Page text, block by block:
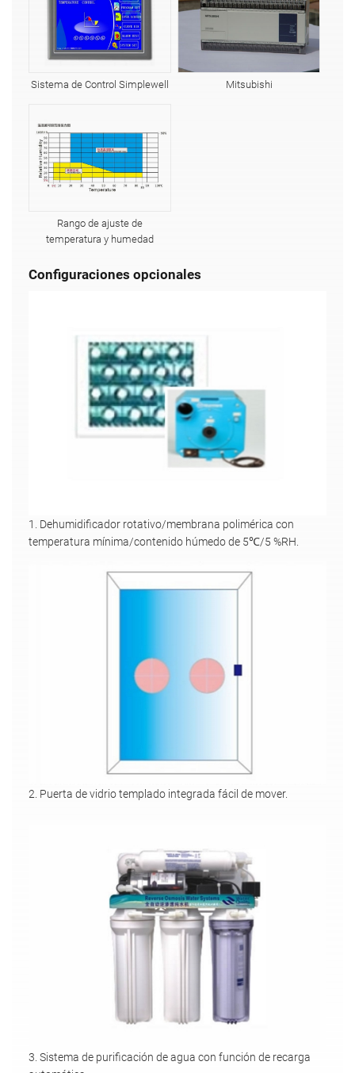
Sistema de Control Simplewell Mitsubishi
Rango de ajuste de
temperatura y humedad
Configuraciones opcionales
1. Dehumidificador rotativo/membrana polimérica con
temperatura mínima/contenido húmedo de 5℃/5 %RH.
2. Puerta de vidrio templado integrada fácil de mover.
3. Sistema de purificación de agua con función de recarga